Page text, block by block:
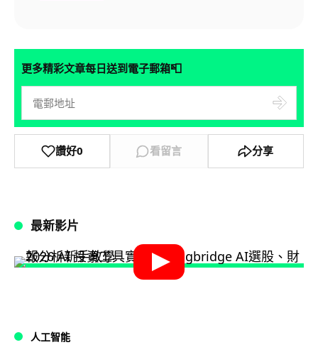
更多精彩文章每日送到電子郵箱📮
讚好0 看留言 分享
最新影片
人工智能